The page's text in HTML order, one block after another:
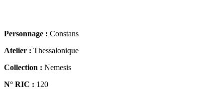
Personnage : Constans
Atelier : Thessalonique
Collection : Nemesis
N° RIC : 120